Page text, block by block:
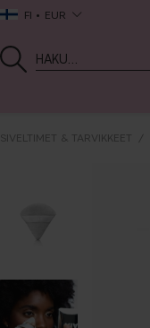
FI EUR
SIVELTIMET & TARVIKKEET